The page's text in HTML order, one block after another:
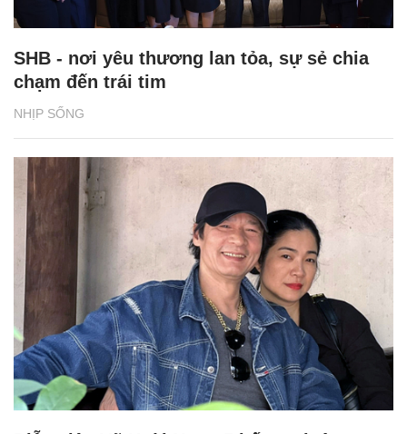
NHỊP SỐNG
SHB - nơi yêu thương lan tỏa, sự sẻ chia
chạm đến trái tim